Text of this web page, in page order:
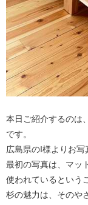
本日ご紹介するの
です。
広島県のI様よりお写
最初の写真は、マッ
使われているという
杉の魅力は、そのや